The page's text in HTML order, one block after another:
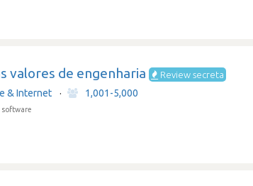
valores de engenharia Review secreta
& Internet · 1,001-5,000
software